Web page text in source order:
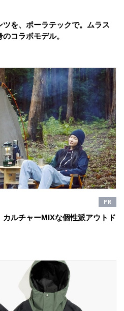
を、ポーラテックで。ムラス
コラボモデル。
ルチャーMIXな個性派アウトド
PR